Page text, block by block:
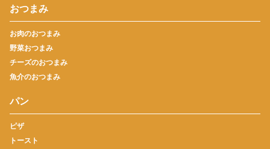
おつまみ
お肉のおつまみ
野菜おつまみ
チーズのおつまみ
魚介のおつまみ
パン
ピザ
トースト